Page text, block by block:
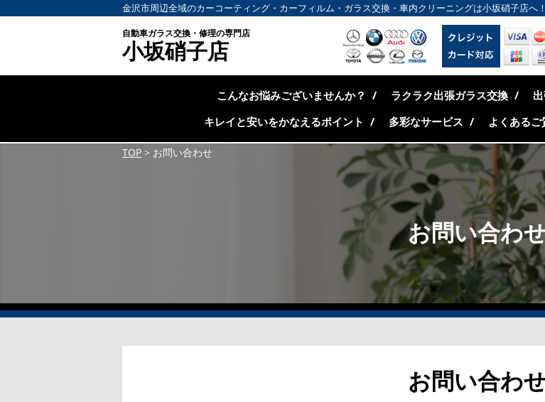
金沢市周辺全域のカーコーティング・カーフィルム・ガラス交換・車内クリーニングは小坂硝子店へ！
自動車ガラス交換・修理の専門店
小坂硝子店
こんなお悩みございませんか？ ラクラク出張ガラス交換
キレイと安いをかなえるポイント
多彩なサービス よくあるご
TOP > お問い合わせ
お問い合わ
お問い合わ